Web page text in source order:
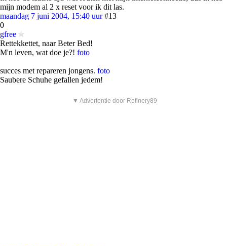
mijn modem al 2 x reset voor ik dit las.
maandag 7 juni 2004, 15:40 uur #13
0
gfree
Rettekkettet, naar Beter Bed!
M'n leven, wat doe je?! foto
succes met repareren jongens. foto
Saubere Schuhe gefallen jedem!
▼ Advertentie door Refinery89